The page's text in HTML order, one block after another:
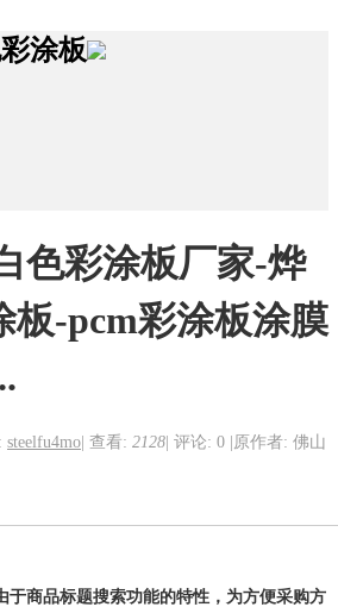
涂板
色彩涂板厂家-烨
板-pcm彩涂板涂膜
steelfu4mo 查看: 2128 评论: 0 原作者: 佛山
于商品标题搜索功能的特性，为方便采购方